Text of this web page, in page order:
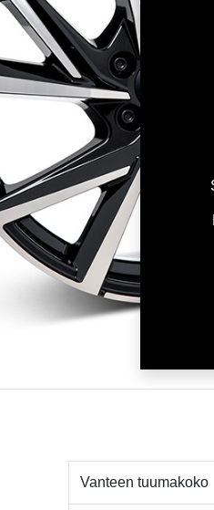
Vanteen tuumakoko